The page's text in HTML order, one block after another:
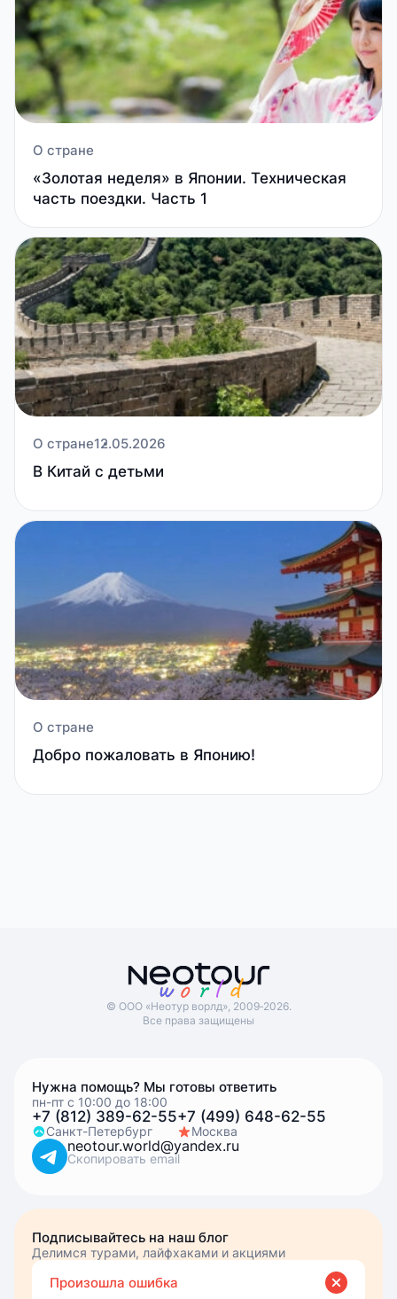
О стране
«Золотая неделя» в Японии. Техническая
часть поездки. Часть 1
О стране12.05.2026
В Китай с детьми
О стране
Добро пожаловать в Японию!
© ООО «Неотур ворлд», 2009‑2026.
Все права защищены
Нужна помощь? Мы готовы ответить
пн-пт с 10:00 до 18:00
+7 (812) 389-62-55
Санкт-Петербург
+7 (499) 648-62-55
Москва
neotour.world@yandex.ru
Скопировать email
Подписывайтесь на наш блог
Делимся турами, лайфхаками и акциями
Вы подписались
Произошла ошибка